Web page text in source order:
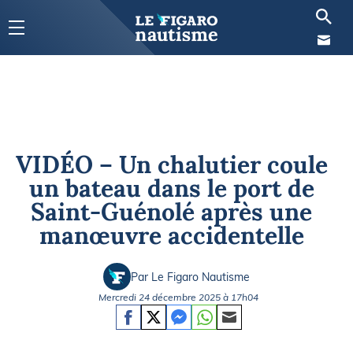
VIDÉO – Un chalutier coule
un bateau dans le port de
Saint-Guénolé après une
manœuvre accidentelle
Par Le Figaro Nautisme
Mercredi 24 décembre 2025 à 17h04